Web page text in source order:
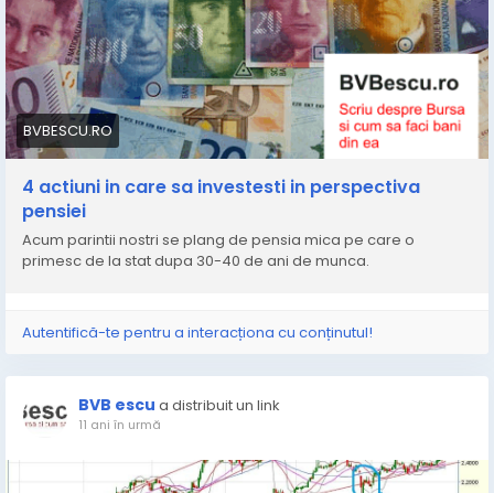
BVBESCU.RO
4 actiuni in care sa investesti in perspectiva
pensiei
Acum parintii nostri se plang de pensia mica pe care o
primesc de la stat dupa 30-40 de ani de munca.
Autentifică-te pentru a interacționa cu conținutul!
BVB escu a distribuit un link
11 ani în urmă